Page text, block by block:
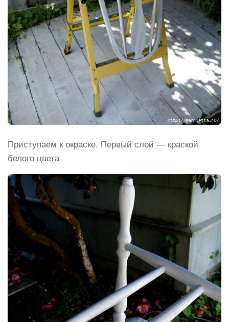
Приступаем к окраске. Первый слой — краской
белого цвета